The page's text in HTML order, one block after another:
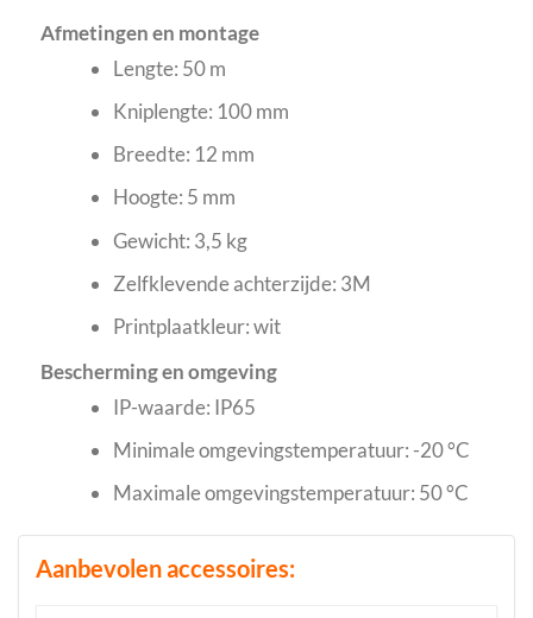
Afmetingen en montage
Lengte: 50 m
Kniplengte: 100 mm
Breedte: 12 mm
Hoogte: 5 mm
Gewicht: 3,5 kg
Zelfklevende achterzijde: 3M
Printplaatkleur: wit
Bescherming en omgeving
IP-waarde: IP65
Minimale omgevingstemperatuur: -20 °C
Maximale omgevingstemperatuur: 50 °C
Aanbevolen accessoires: